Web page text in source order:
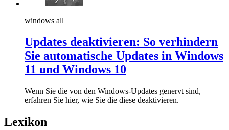
windows all
Updates deaktivieren: So verhindern
Sie automatische Updates in Windows
11 und Windows 10
Wenn Sie die von den Windows-Updates genervt sind,
erfahren Sie hier, wie Sie die diese deaktivieren.
Lexikon